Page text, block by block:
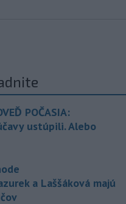
POČASIA:
ustúpili. Alebo
a Laššáková majú